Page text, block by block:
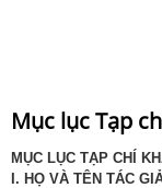
Mục lục Tạp
MỤC LỤC TẠP CHÍ
I. HỌ VÀ TÊN TÁC